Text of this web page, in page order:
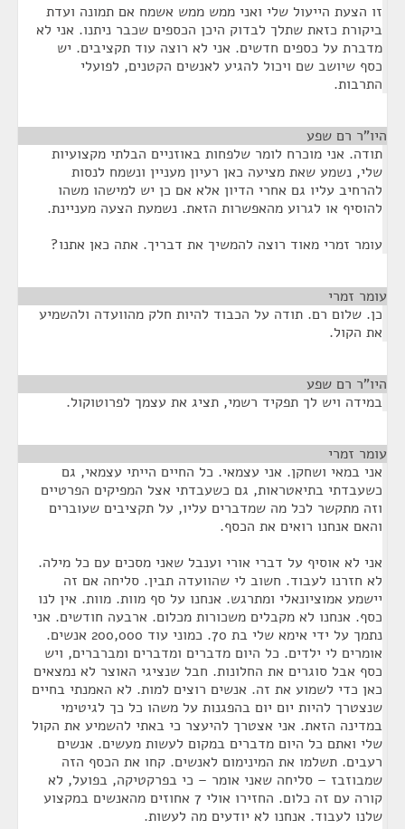
זו הצעת הייעול שלי ואני ממש ממש אשמח אם תמונה ועדת
ביקורת כזאת שתלך לבדוק היכן הכספים שכבר ניתנו. אני לא
מדברת על כספים חדשים. אני לא רוצה עוד תקציבים. יש
כסף שיושב שם ויכול להגיע לאנשים הקטנים, לפועלי
התרבות.
היו"ר רם שפע
תודה. אני מוכרח לומר שלפחות באוזניים הבלתי מקצועיות
שלי, נשמע שאת מציעה כאן רעיון מעניין ונשמח לנסות
להרחיב עליו גם אחרי הדיון אלא אם כן יש למישהו משהו
להוסיף או לגרוע מהאפשרות הזאת. נשמעת הצעה מעניינת.
עומר זמרי מאוד רוצה להמשיך את דבריך. אתה כאן אתנו?
עומר זמרי
כן. שלום רם. תודה על הכבוד להיות חלק מהוועדה ולהשמיע
את הקול.
היו"ר רם שפע
במידה ויש לך תפקיד רשמי, תציג את עצמך לפרוטוקול.
עומר זמרי
אני במאי ושחקן. אני עצמאי. כל החיים הייתי עצמאי, גם
כשעבדתי בתיאטראות, גם כשעבדתי אצל המפיקים הפרטיים
וזה מתקשר לכל מה שמדברים עליו, על תקציבים שעוברים
והאם אנחנו רואים את הכסף.
אני לא אוסיף על דברי אורי וענבל שאני מסכים עם כל מילה.
לא חזרנו לעבוד. חשוב לי שהוועדה תבין. סליחה אם זה
יישמע אמוציונאלי ומתרגש. אנחנו על סף מוות. מוות. אין לנו
כסף. אנחנו לא מקבלים משכורות מכלום. ארבעה חודשים. אני
נתמך על ידי אימא שלי בת 70. כמוני עוד 200,000 אנשים.
אומרים לי ילדים. כל היום מדברים ומדברים ומברברים, ויש
כסף אבל סוגרים את החלונות. חבל שנציגי האוצר לא נמצאים
כאן כדי לשמוע את זה. אנשים רוצים למות. לא האמנתי בחיים
שנצטרך להיות יום יום בהפגנות על משהו כל כך לגיטימי
במדינה הזאת. אני אצטרך להיעצר כי באתי להשמיע את הקול
שלי ואתם כל היום מדברים במקום לעשות מעשים. אנשים
רעבים. תשלמו את המינימום לאנשים. קחו את הכסף הזה
שמבוזבז – סליחה שאני אומר – כי בפרקטיקה, בפועל, לא
קורה עם זה כלום. החזירו אולי 7 אחוזים מהאנשים במקצוע
שלנו לעבוד. אנחנו לא יודעים מה לעשות.